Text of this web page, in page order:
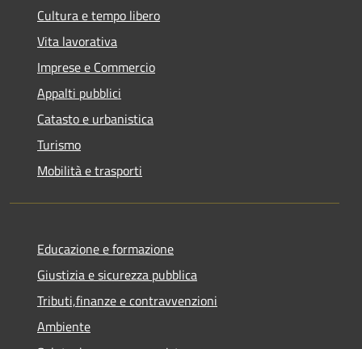
Cultura e tempo libero
Vita lavorativa
Imprese e Commercio
Appalti pubblici
Catasto e urbanistica
Turismo
Mobilità e trasporti
Educazione e formazione
Giustizia e sicurezza pubblica
Tributi,finanze e contravvenzioni
Ambiente